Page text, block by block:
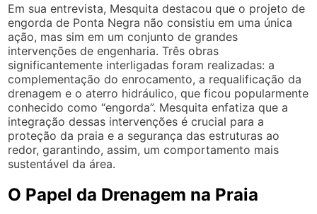
Em sua entrevista, Mesquita destacou que o projeto de
engorda de Ponta Negra não consistiu em uma única
ação, mas sim em um conjunto de grandes
intervenções de engenharia. Três obras
significantemente interligadas foram realizadas: a
complementação do enrocamento, a requalificação da
drenagem e o aterro hidráulico, que ficou popularmente
conhecido como “engorda”. Mesquita enfatiza que a
integração dessas intervenções é crucial para a
proteção da praia e a segurança das estruturas ao
redor, garantindo, assim, um comportamento mais
sustentável da área.
O Papel da Drenagem na Praia